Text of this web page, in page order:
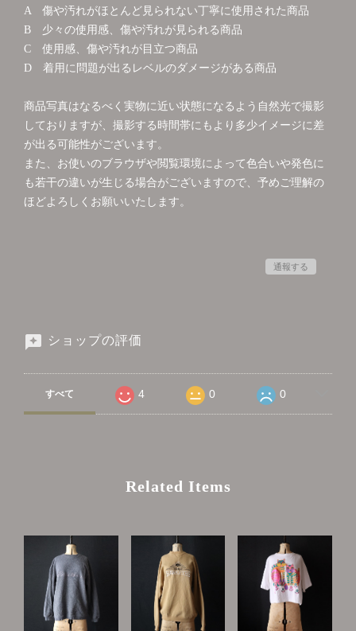
A 傷や汚れがほとんど見られない丁寧に使用された商品
B 少々の使用感、傷や汚れが見られる商品
C 使用感、傷や汚れが目立つ商品
D 着用に問題が出るレベルのダメージがある商品
商品写真はなるべく実物に近い状態になるよう自然光で撮影
しておりますが、撮影する時間帯にもより多少イメージに差
が出る可能性がございます。
また、お使いのブラウザや閲覧環境によって色合いや発色に
も若干の違いが生じる場合がございますので、予めご理解の
ほどよろしくお願いいたします。
通報する
ショップの評価
すべて 4 0 0
Related Items